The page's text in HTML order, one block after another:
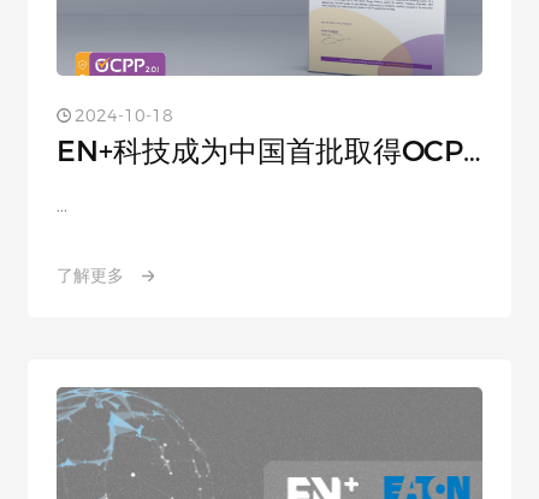
2024-10-18
EN+科技成为中国首批取得OCPP
...
了解更多